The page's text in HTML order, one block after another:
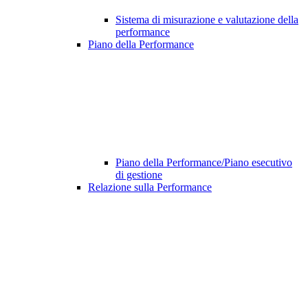
Sistema di misurazione e valutazione della
performance
Piano della Performance
Piano della Performance/Piano esecutivo
di gestione
Relazione sulla Performance